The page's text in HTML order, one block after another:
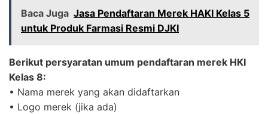
Baca Juga Jasa Pendaftaran Merek HAKI Kelas 5
untuk Produk Farmasi Resmi DJKI
Berikut persyaratan umum pendaftaran merek HKI
Kelas 8:
• Nama merek yang akan didaftarkan
• Logo merek (jika ada)